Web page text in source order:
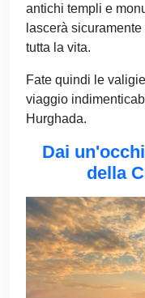
antichi templi e
lascerà
tutta la vita.
Fate quindi le
viaggio
Hurghada.
Dai
della